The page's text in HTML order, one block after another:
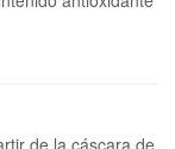
de la cáscara de